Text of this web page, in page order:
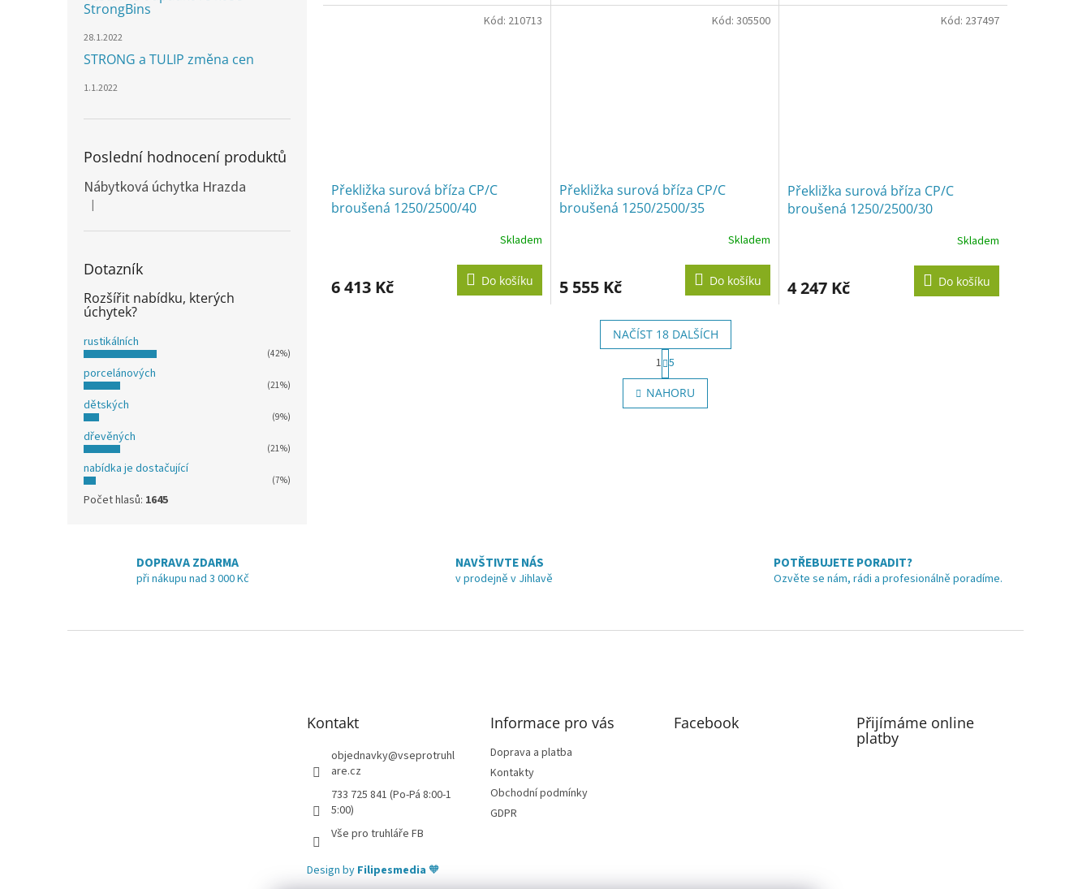
StrongBins
28.1.2022
STRONG a TULIP změna cen
1.1.2022
Poslední hodnocení produktů
Nábytková úchytka Hrazda
Hodnocení produktu je 5 z 5 hvězdiček.
|
Dotazník
Rozšířit nabídku, kterých
úchytek?
rustikálních
(42%)
porcelánových
(21%)
dětských
(9%)
dřevěných
(21%)
nabídka je dostačující
(7%)
Počet hlasů: 1645
Překližka surová bříza CP/C
broušená 1250/2500/40
Skladem
6 413 Kč Do košíku
Kód: 210713
Překližka surová bříza CP/C
broušená 1250/2500/35
Skladem
5 555 Kč Do košíku
Kód: 305500
Překližka surová bříza CP/C
broušená 1250/2500/30
Skladem
4 247 Kč Do košíku
Kód: 237497
O
v
l
s
NAČÍST 18 DALŠÍCH
S
t
r
á
n
1 5
NAHORU
DOPRAVA ZDARMA
při nákupu nad 3 000 Kč
NAVŠTIVTE NÁS
v prodejně v Jihlavě
POTŘEBUJETE PORADIT?
Ozvěte se nám, rádi a profesionálně poradíme.
Kontakt
objednavky@vseprotruhl
are.cz
733 725 841 (Po-Pá 8:00-1
5:00)
Vše pro truhláře FB
Informace pro vás
Doprava a platba
Kontakty
Obchodní podmínky
GDPR
Facebook Přijímáme online
platby
Design by Filipesmedia🧡